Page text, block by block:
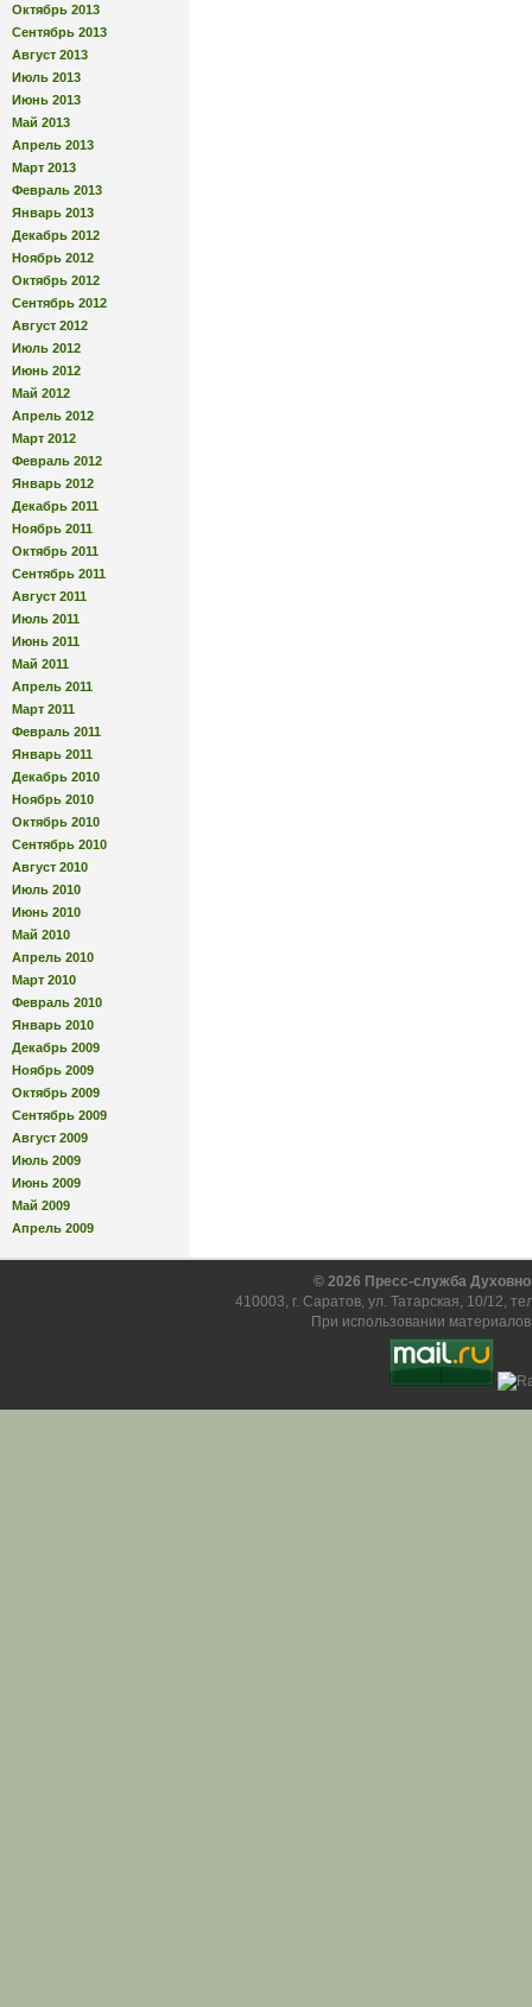
Октябрь 2013
Сентябрь 2013
Август 2013
Июль 2013
Июнь 2013
Май 2013
Апрель 2013
Март 2013
Февраль 2013
Январь 2013
Декабрь 2012
Ноябрь 2012
Октябрь 2012
Сентябрь 2012
Август 2012
Июль 2012
Июнь 2012
Май 2012
Апрель 2012
Март 2012
Февраль 2012
Январь 2012
Декабрь 2011
Ноябрь 2011
Октябрь 2011
Сентябрь 2011
Август 2011
Июль 2011
Июнь 2011
Май 2011
Апрель 2011
Март 2011
Февраль 2011
Январь 2011
Декабрь 2010
Ноябрь 2010
Октябрь 2010
Сентябрь 2010
Август 2010
Июль 2010
Июнь 2010
Май 2010
Апрель 2010
Март 2010
Февраль 2010
Январь 2010
Декабрь 2009
Ноябрь 2009
Октябрь 2009
Сентябрь 2009
Август 2009
Июль 2009
Июнь 2009
Май 2009
Апрель 2009
© 2026 Пресс-служба
410003, г. Саратов, ул. Татарская, 10/12,
При использовании